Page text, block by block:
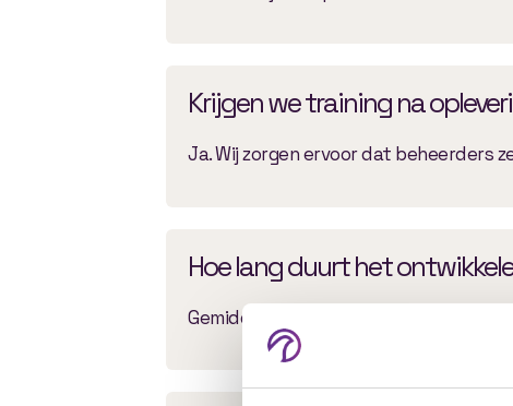
Krijgen we training na
Ja. Wij zorgen ervoor dat beheerders
Hoe lang duurt het
Gemiddeld duurt een project tussen